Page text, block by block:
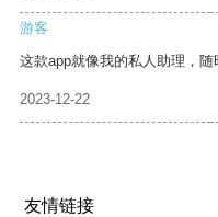
游客
这款app就像我的私人助理，随
2023-12-22
友情链接